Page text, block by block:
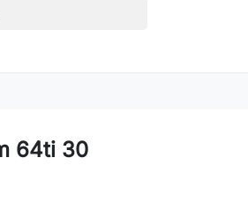
64ti 30